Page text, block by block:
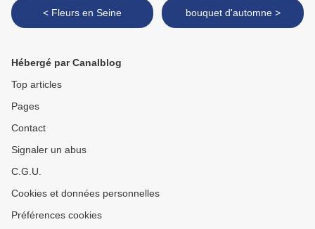
< Fleurs en Seine bouquet d'automne >
Hébergé par Canalblog
Top articles
Pages
Contact
Signaler un abus
C.G.U.
Cookies et données personnelles
Préférences cookies